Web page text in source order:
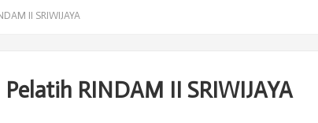
II SRIWIJAYA
RINDAM II SRIWIJAYA